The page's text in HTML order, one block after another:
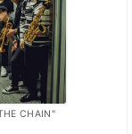
CHAIN"